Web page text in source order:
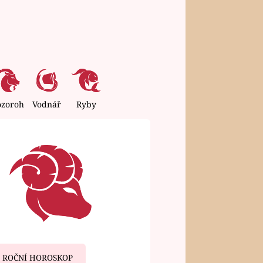
Vodnář Ryby
ROČNÍ HOROSKOP